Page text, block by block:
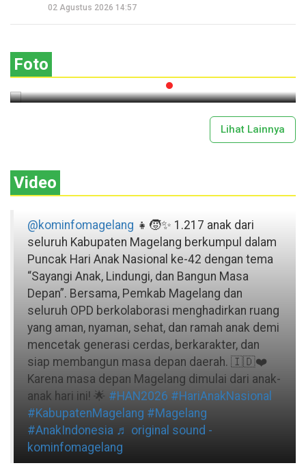
02 Agustus 2026 14:57
Foto
Seperempat Abad Perhelatan Festival
Lima Gunung XXV Kobarkan Semangat
Lihat Lainnya
Video
@kominfomagelang 👧🧒✨ 1.217 anak dari
seluruh Kabupaten Magelang berkumpul dalam
Puncak Hari Anak Nasional ke-42 dengan tema
“Sayangi Anak, Lindungi, dan Bangun Masa
Depan”. Bersama, Pemkab Magelang dan
seluruh OPD berkolaborasi menghadirkan ruang
yang aman, nyaman, sehat, dan ramah anak demi
mencetak generasi cerdas, berkarakter, dan
siap membangun masa depan daerah. 🇮🇩❤️
Karena masa depan Magelang dimulai dari anak-
anak hari ini! 🌟 #HAN2026 #HariAnakNasional
#KabupatenMagelang #Magelang
#AnakIndonesia ♬ original sound -
kominfomagelang